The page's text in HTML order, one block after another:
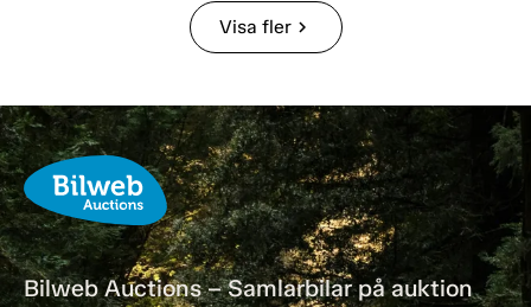
Visa flerchevron_right
Bilweb Auctions – Samlarbilar på auktion